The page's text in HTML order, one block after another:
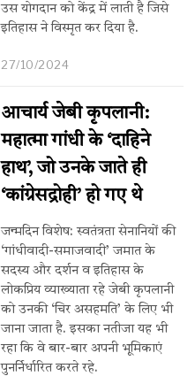
उस योगदान को केंद्र में लाती है जिसे
इतिहास ने विस्मृत कर दिया है.
27/10/2024
आचार्य जेबी कृपलानी:
महात्मा गांधी के ‘दाहिने
हाथ’, जो उनके जाते ही
‘कांग्रेसद्रोही’ हो गए थे
जन्मदिन विशेष: स्वतंत्रता सेनानियों की
‘गांधीवादी-समाजवादी’ जमात के
सदस्य और दर्शन व इतिहास के
लोकप्रिय व्याख्याता रहे जेबी कृपलानी
को उनकी ‘चिर असहमति’ के लिए भी
जाना जाता है. इसका नतीजा यह भी
रहा कि वे बार-बार अपनी भूमिकाएं
पुनर्निर्धारित करते रहे.